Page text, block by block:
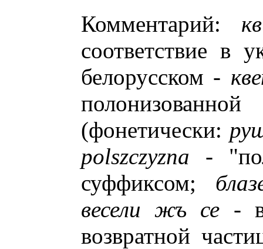
Комментарий:
соответствие в
белорусском -
(фонетически:
polszczyzna -
суффиксом;
весели жъ се -
возвратной